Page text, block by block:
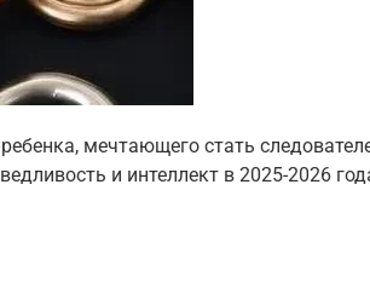
мечтающего стать
и интеллект в 2025-2026